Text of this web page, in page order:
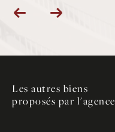
Les autres biens
proposés par l'agence